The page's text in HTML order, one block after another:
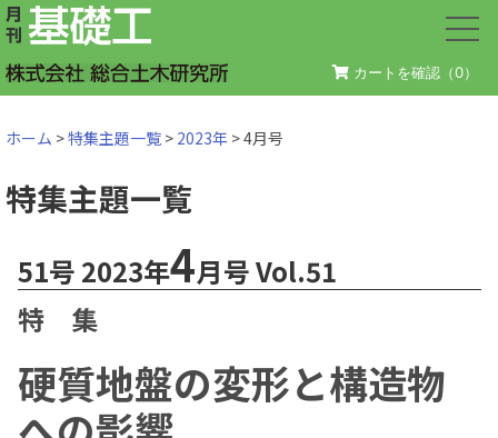
カートを確認（0）
ホーム >特集主題一覧 > 2023年 > 4月号
特集主題一覧
51号 2023年4月号 Vol.51
特 集
硬質地盤の変形と構造物